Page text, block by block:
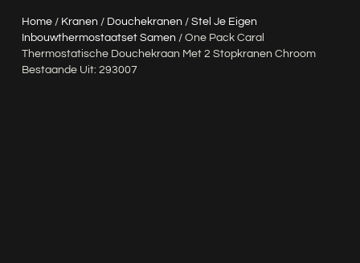
Home/ Kranen / Douchekranen / Stel Je Eigen
Inbouwthermostaatset Samen / One Pack Caral
Thermostatische Douchekraan Met 2 Stopkranen Chroom
Bestaande Uit: 293007